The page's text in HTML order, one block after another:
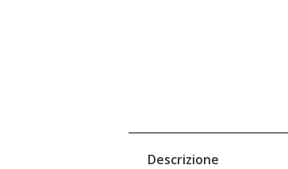
Descrizione